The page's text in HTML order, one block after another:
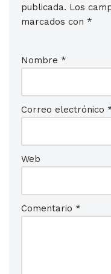
publicada. Los
marcados con *
Nombre *
Correo electrónico
Web
Comentario *